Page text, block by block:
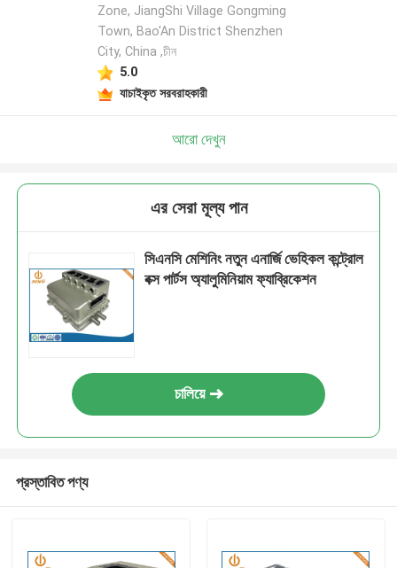
Zone, JiangShi Village Gongming
Town, Bao'An District Shenzhen
City, China ,চীন
5.0
যাচাইকৃত সরবরাহকারী
আরো দেখুন
এর সেরা মূল্য পান
সিএনসি মেশিনিং নতুন এনার্জি ভেহিকল কন্ট্রোল
বক্স পার্টস অ্যালুমিনিয়াম ফ্যাব্রিকেশন
চালিয়ে
প্রস্তাবিত পণ্য